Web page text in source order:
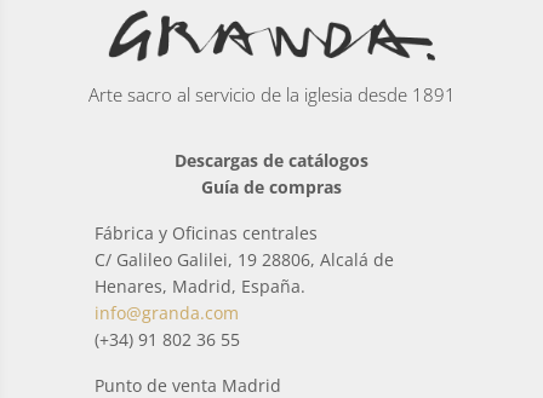
Arte sacro al servicio de la iglesia desde 1891
Descargas de catálogos
Guía de compras
Fábrica y Oficinas centrales
C/ Galileo Galilei, 19 28806, Alcalá de
Henares, Madrid, España.
info@granda.com
(+34) 91 802 36 55
Punto de venta Madrid